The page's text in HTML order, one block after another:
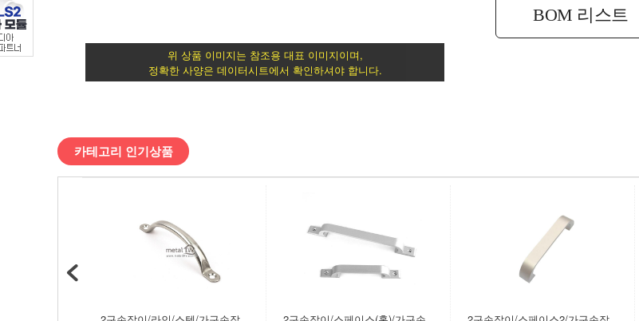
업/
안
위 상품 이미지는 참조용 대표 이미지이며,
정확한 사양은 데이터시트에서 확인하셔야 합니다.
BOM 리스트
카테고리 인기상품